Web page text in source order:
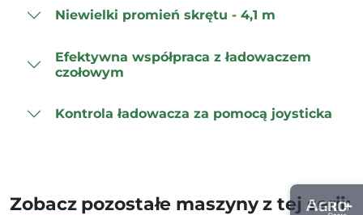
Niewielki promień skrętu - 4,1 m
Efektywna współpraca z ładowaczem
czołowym
Kontrola ładowacza za pomocą joysticka
Zobacz pozostałe maszyny z tej serii: